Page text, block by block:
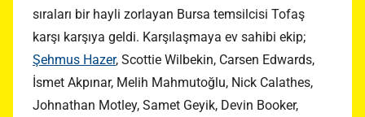
sıraları bir hayli zorlayan Bursa temsilcisi Tofaş
karşı karşıya geldi. Karşılaşmaya ev sahibi ekip;
Şehmus Hazer, Scottie Wilbekin, Carsen Edwards,
İsmet Akpınar, Melih Mahmutoğlu, Nick Calathes,
Johnathan Motley, Samet Geyik, Devin Booker,